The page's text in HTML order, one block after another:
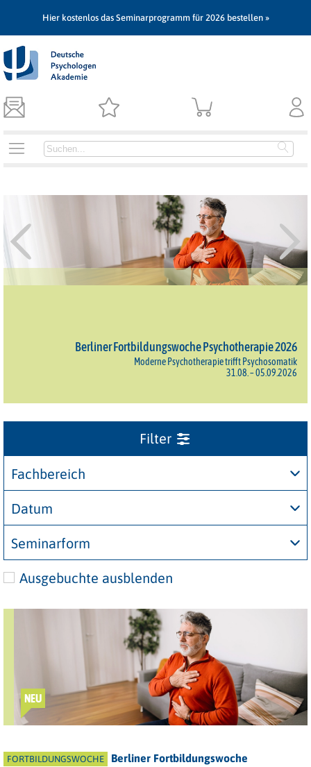
Hier kostenlos das Seminarprogramm für 2026 bestellen »
Berliner Fortbildungswoche Psychotherapie 2026
Moderne Psychotherapie trifft Psychosomatik
31.08. – 05.09.2026
Fachbereich
Datum
Seminarform
Ausgebuchte ausblenden
NEU
FORTBILDUNGSWOCHE
Berliner Fortbildungswoche